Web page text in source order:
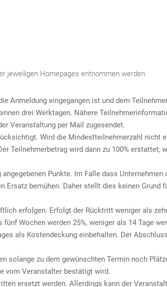
jeweiligen Homepages entnommen werden.
Anmeldung eingegangen ist und dem
drei Werktagen. Nähere
Veranstaltung per Mail zugesendet.
Wird die Mindestteilnehmerzahl nicht
Teilnehmerbetrag wird dann zu 100% erstattet;
Punkte. Im Falle dass Unternehmen
bemühen. Daher stellt dies keinen Grund
erfolgen. Erfolgt der Rücktritt weniger als
Wochen werden 25%, weniger als 14 Tage
als Kostendeckung einbehalten. Der
solange zu dem gewünschten Termin noch
vom Veranstalter bestätigt wird.
ersetzt werden. Allerdings kann der